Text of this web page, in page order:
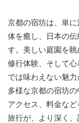
京都の宿坊は、単
体を癒し、日本の
す。美しい庭園を
修行体験、そして
では味わえない魅
多様な京都の宿坊の
アクセス、料金な
旅行が、より深く